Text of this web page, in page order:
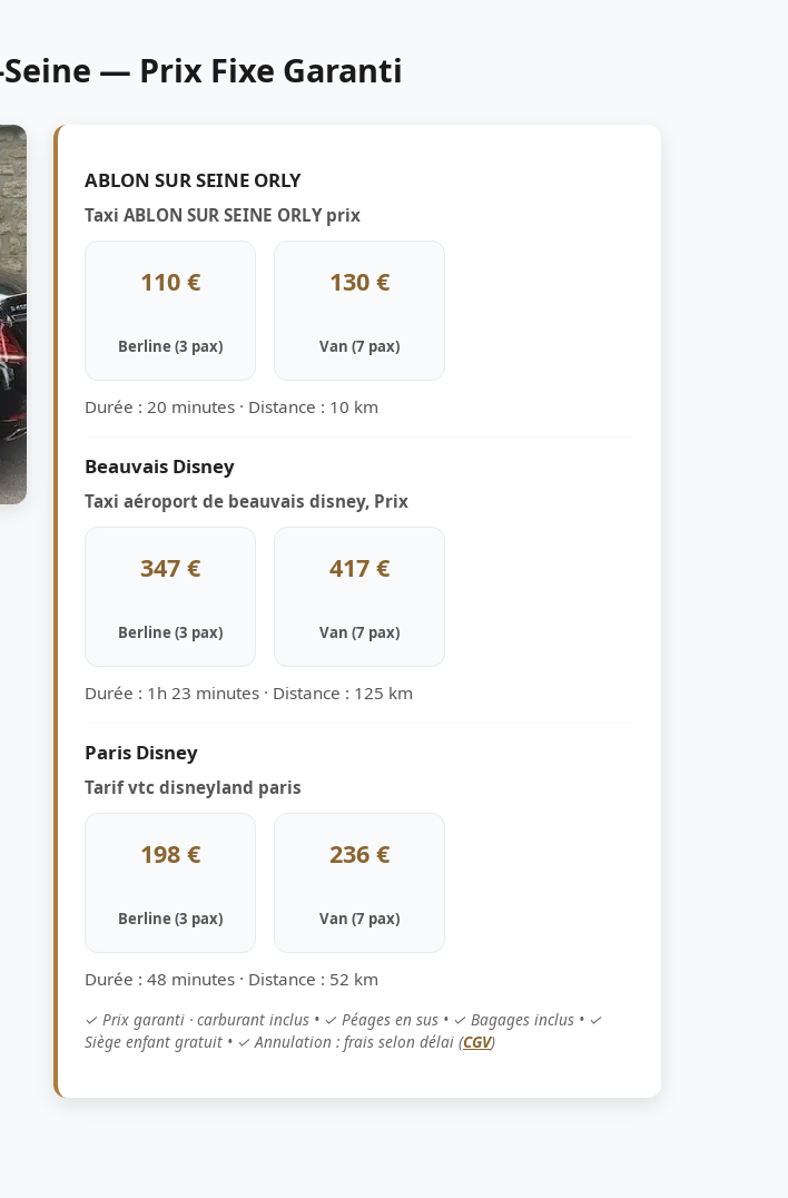
— Prix Fixe Garanti
ABLON SUR SEINE ORLY
Taxi ABLON SUR SEINE ORLY prix
110 €
Berline (3 pax)
130 €
Van (7 pax)
Durée : 20 minutes · Distance : 10 km
Beauvais Disney
Taxi aéroport de beauvais disney, Prix
347 €
Berline (3 pax)
417 €
Van (7 pax)
Durée : 1h 23 minutes · Distance : 125 km
Paris Disney
Tarif vtc disneyland paris
198 €
Berline (3 pax)
236 €
Van (7 pax)
Durée : 48 minutes · Distance : 52 km
✓ Prix garanti · carburant inclus • ✓ Péages en sus • ✓ Bagages inclus • ✓
Siège enfant gratuit • ✓ Annulation : frais selon délai (CGV)